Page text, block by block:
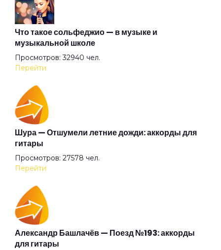
Лошадка
Маленький Иисус
Меланхолия
Молекула
На пути к любви
Находящая утешение в самоубийствах
Начало дня
Что такое сольфеджио — в музыке и
музыкальной школе
Просмотров: 32940 чел.
Перейти
Шура — Отшумели летние дожди: аккорды для
гитары
Просмотров: 27578 чел.
Перейти
Александр Башлачёв — Поезд №193: аккорды
для гитары